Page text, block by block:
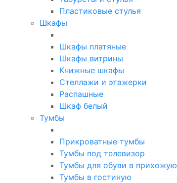
Пластиковые стулья
Шкафы
Шкафы платяные
Шкафы витрины
Книжные шкафы
Стеллажи и этажерки
Распашные
Шкаф белый
Тумбы
Прикроватные тумбы
Тумбы под телевизор
Тумбы для обуви в прихожую
Тумбы в гостиную